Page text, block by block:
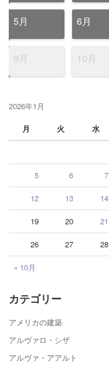
5月 6月
9月 10月
2026年1月
月
火 水
« 10月
5 6 7
12 13 14
19 20 21
26 27 28
カテゴリー
アメリカの建築
アルヴァロ・シザ
アルヴァ・アアルト